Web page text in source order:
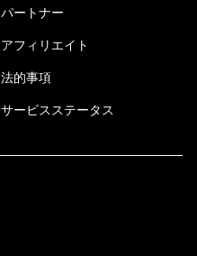
パートナー
アフィリエイト
法的事項
サービスステータス